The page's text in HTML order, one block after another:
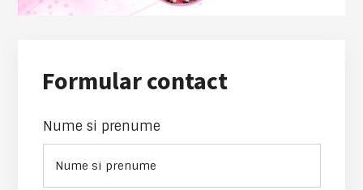
Formular contact
Nume si prenume